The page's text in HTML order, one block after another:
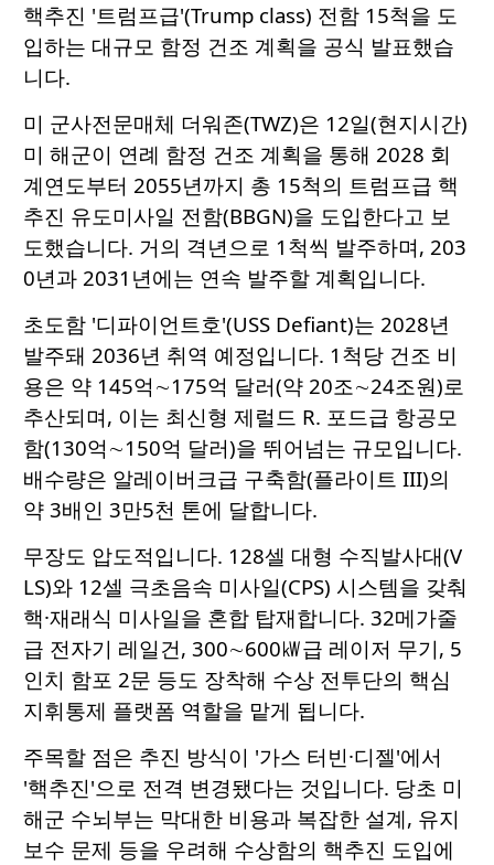
핵추진 '트럼프급'(Trump class) 전함 15척을 도
입하는 대규모 함정 건조 계획을 공식 발표했습
니다.
미 군사전문매체 더워존(TWZ)은 12일(현지시간)
미 해군이 연례 함정 건조 계획을 통해 2028 회
계연도부터 2055년까지 총 15척의 트럼프급 핵
추진 유도미사일 전함(BBGN)을 도입한다고 보
도했습니다. 거의 격년으로 1척씩 발주하며, 203
0년과 2031년에는 연속 발주할 계획입니다.
초도함 '디파이언트호'(USS Defiant)는 2028년
발주돼 2036년 취역 예정입니다. 1척당 건조 비
용은 약 145억∼175억 달러(약 20조∼24조원)로
추산되며, 이는 최신형 제럴드 R. 포드급 항공모
함(130억∼150억 달러)을 뛰어넘는 규모입니다.
배수량은 알레이버크급 구축함(플라이트 III)의
약 3배인 3만5천 톤에 달합니다.
무장도 압도적입니다. 128셀 대형 수직발사대(V
LS)와 12셀 극초음속 미사일(CPS) 시스템을 갖춰
핵·재래식 미사일을 혼합 탑재합니다. 32메가줄
급 전자기 레일건, 300∼600㎾급 레이저 무기, 5
인치 함포 2문 등도 장착해 수상 전투단의 핵심
지휘통제 플랫폼 역할을 맡게 됩니다.
주목할 점은 추진 방식이 '가스 터빈·디젤'에서
'핵추진'으로 전격 변경됐다는 것입니다. 당초 미
해군 수뇌부는 막대한 비용과 복잡한 설계, 유지
보수 문제 등을 우려해 수상함의 핵추진 도입에